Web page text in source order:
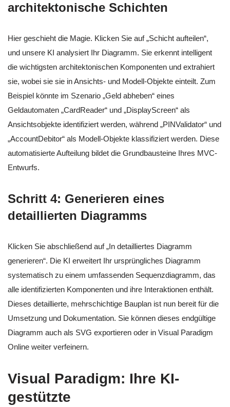
architektonische Schichten
Hier geschieht die Magie. Klicken Sie auf „Schicht aufteilen“,
und unsere KI analysiert Ihr Diagramm. Sie erkennt intelligent
die wichtigsten architektonischen Komponenten und extrahiert
sie, wobei sie sie in Ansichts- und Modell-Objekte einteilt. Zum
Beispiel könnte im Szenario „Geld abheben“ eines
Geldautomaten „CardReader“ und „DisplayScreen“ als
Ansichtsobjekte identifiziert werden, während „PINValidator“ und
„AccountDebitor“ als Modell-Objekte klassifiziert werden. Diese
automatisierte Aufteilung bildet die Grundbausteine Ihres MVC-
Entwurfs.
Schritt 4: Generieren eines
detaillierten Diagramms
Klicken Sie abschließend auf „In detailliertes Diagramm
generieren“. Die KI erweitert Ihr ursprüngliches Diagramm
systematisch zu einem umfassenden Sequenzdiagramm, das
alle identifizierten Komponenten und ihre Interaktionen enthält.
Dieses detaillierte, mehrschichtige Bauplan ist nun bereit für die
Umsetzung und Dokumentation. Sie können dieses endgültige
Diagramm auch als SVG exportieren oder in Visual Paradigm
Online weiter verfeinern.
Visual Paradigm: Ihre KI-
gestützte